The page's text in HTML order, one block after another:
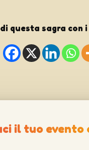
questa sagra con
il tuo evento